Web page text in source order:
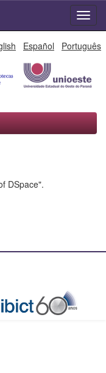
Español Português
DSpace".